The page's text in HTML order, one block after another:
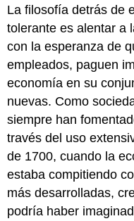
La filosofía detrás de
tolerante es alentar a
con la esperanza de
empleados, paguen
economía en su
nuevas. Como
siempre han
través del uso
de 1700, cuando la
estaba compitiendo
más desarrolladas,
podría haber